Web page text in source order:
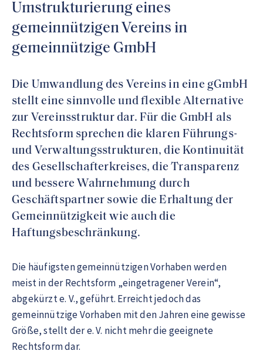
Umstrukturierung eines
gemeinnützigen Vereins in
gemeinnützige GmbH
Die Umwandlung des Vereins in eine gGmbH
stellt eine sinnvolle und flexible Alternative
zur Vereinsstruktur dar. Für die GmbH als
Rechtsform sprechen die klaren Führungs-
und Verwaltungsstrukturen, die Kontinuität
des Gesellschafterkreises, die Transparenz
und bessere Wahrnehmung durch
Geschäftspartner sowie die Erhaltung der
Gemeinnützigkeit wie auch die
Haftungsbeschränkung.
Die häufigsten gemeinnützigen Vorhaben werden
meist in der Rechtsform „eingetragener Verein“,
abgekürzt e. V., geführt. Erreicht jedoch das
gemeinnützige Vorhaben mit den Jahren eine gewisse
Größe, stellt der e. V. nicht mehr die geeignete
Rechtsform dar.